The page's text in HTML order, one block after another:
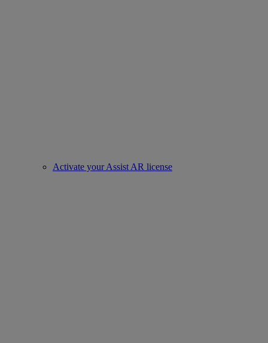
Activate your Assist AR license